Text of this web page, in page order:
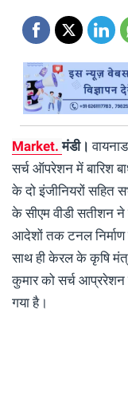
Market.मंडी।
सर्च ऑपरेशन में बारिश
के दो इंजीनियरों सहित
के सीएम वीडी सतीशन
आदेशों तक टनल
साथ ही केरल के कृषि
कुमार को सर्च आप्ररेशन
गया है।